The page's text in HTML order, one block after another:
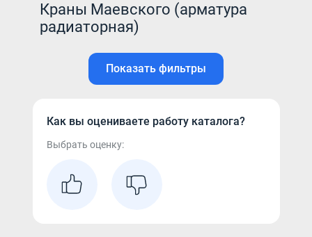
Краны Маевского (арматура
радиаторная)
Показать фильтры
Как вы оцениваете работу каталога?
Выбрать оценку: